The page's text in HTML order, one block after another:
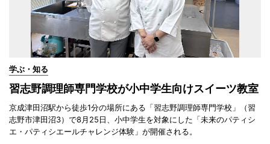
学ぶ・知る
習志野調理師専門学校が小中学生向けスイーツ教室
京成津田沼駅から徒歩1分の場所にある「習志野調理師専門学校」（習
志野市津田沼3）で8月25日、小中学生を対象にした「未来のパティシ
エ・パティシエールチャレンジ体験」が開催される。